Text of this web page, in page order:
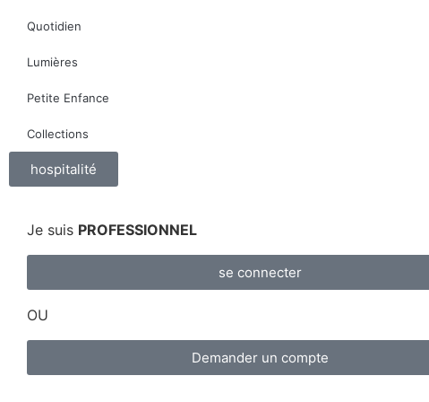
Quotidien
Lumières
Petite Enfance
Collections
hospitalité
Je suis PROFESSIONNEL
se connecter
OU
Demander un compte